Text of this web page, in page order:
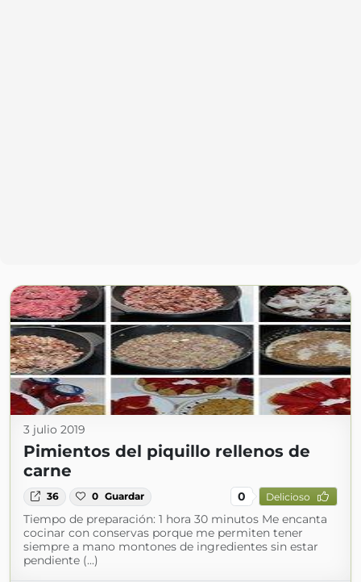
3 julio 2019
Pimientos del piquillo rellenos de
carne
36 0 Guardar 0 Delicioso
Tiempo de preparación: 1 hora 30 minutos Me encanta
cocinar con conservas porque me permiten tener
siempre a mano montones de ingredientes sin estar
pendiente (...)